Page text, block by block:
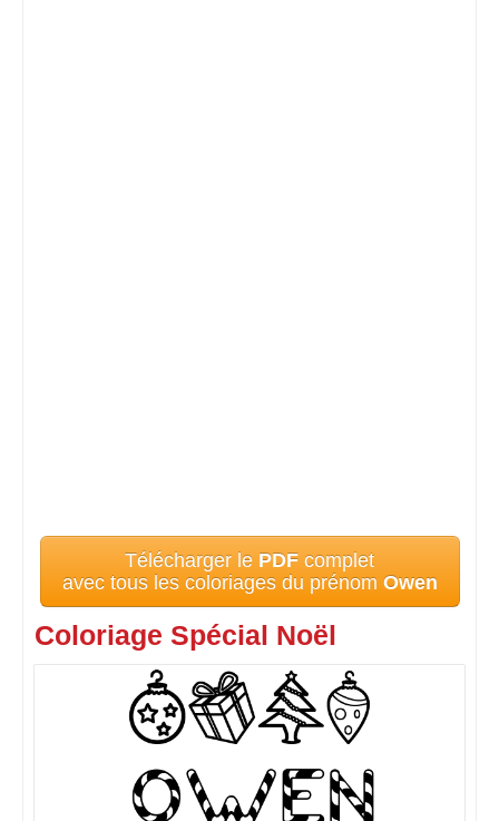
Télécharger le PDF complet
avec tous les coloriages du prénom Owen
Coloriage Spécial Noël